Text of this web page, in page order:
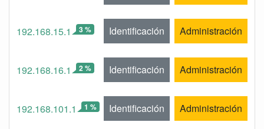
192.168.15.1 3 % Identificación Administración
192.168.16.1 2 % Identificación Administración
192.168.101.1 1 % Identificación Administración